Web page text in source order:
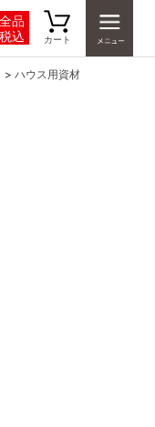
全品
税込
カート
> ハウス用資材